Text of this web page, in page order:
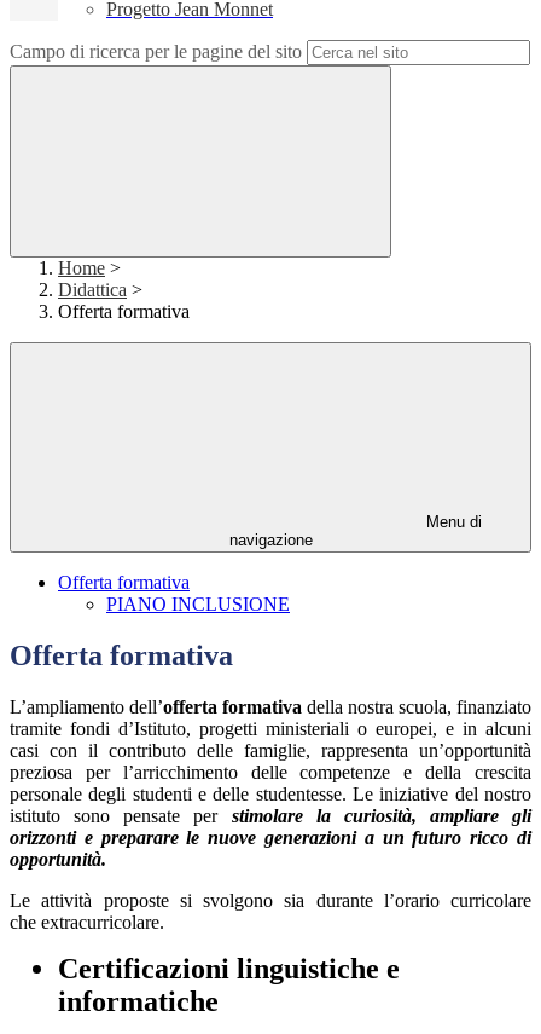
Progetto Jean Monnet
Campo di ricerca per le pagine del sito
Home >
Didattica >
Offerta formativa
Menu di
navigazione
Offerta formativa
PIANO INCLUSIONE
Offerta formativa
L’ampliamento dell’offerta formativa della nostra scuola, finanziato
tramite fondi d’Istituto, progetti ministeriali o europei, e in alcuni
casi con il contributo delle famiglie, rappresenta un’opportunità
preziosa per l’arricchimento delle competenze e della crescita
personale degli studenti e delle studentesse. Le iniziative del nostro
istituto sono pensate per stimolare la curiosità, ampliare gli
orizzonti e preparare le nuove generazioni a un futuro ricco di
opportunità.
Le attività proposte si svolgono sia durante l’orario curricolare
che extracurricolare.
Certificazioni linguistiche e
informatiche